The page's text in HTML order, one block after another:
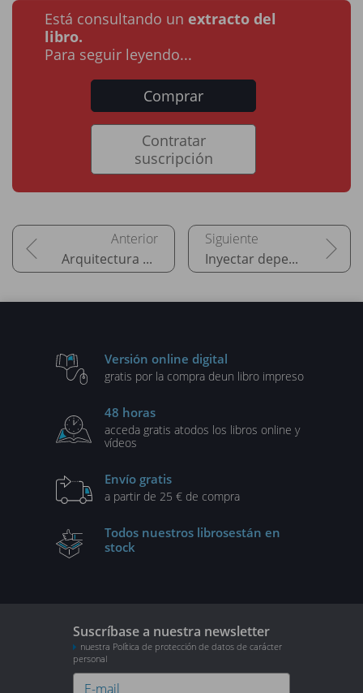
Está consultando un extracto del
libro.
Para seguir leyendo...
Comprar
Contratar
suscripción
Arquitectura del framework Inyectar dependencias
Versión online digital
gratis por la compra deun libro impreso
48 horas
acceda gratis atodos los libros online y
vídeos
Envío gratis
a partir de 25 € de compra
Todos nuestros librosestán en
stock
Suscríbase a nuestra newsletter
nuestra Política de protección de datos de carácter
personal